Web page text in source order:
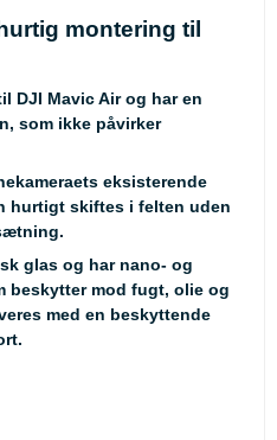
montering til
DJI Mavic Air og har en
som ikke påvirker
eksisterende
hurtigt skiftes i felten uden
glas og har nano- og
beskytter mod fugt, olie og
med en beskyttende